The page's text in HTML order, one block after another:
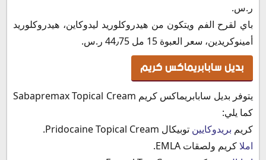
ر.س.‏
باي لقرح الفم ويتكون من هيدروكلوريد ليدوكاين، هيدروكلوريد
أمينوكريدين، سعر العبوة 15 مل 44٫75 ر.س.‏
بديل سابابريماكس كريم
يتوفر بديل سابابريماكس كريم Sabapremax Topical Cream
كما يلي:
كريم بريدوكايين توبيكال Pridocaine Topical Cream.
املاكريم ولصقات EMLA.